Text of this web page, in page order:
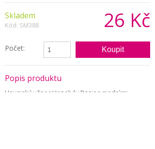
26 Kč
Skladem
Kód: SM388
Počet:
Popis produktu
Havajský věnec Honolulu Basic s modrými,